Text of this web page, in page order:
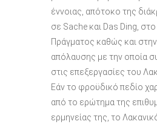
έννοιας, απότοκο της
σε Sache και Das Ding,
Πράγματος καθώς και στην
απόλαυσης με την οποία
στις επεξεργασίες του
Εάν το φροϋδικό πεδίο
από το ερώτημα της
ερμηνείας της, το